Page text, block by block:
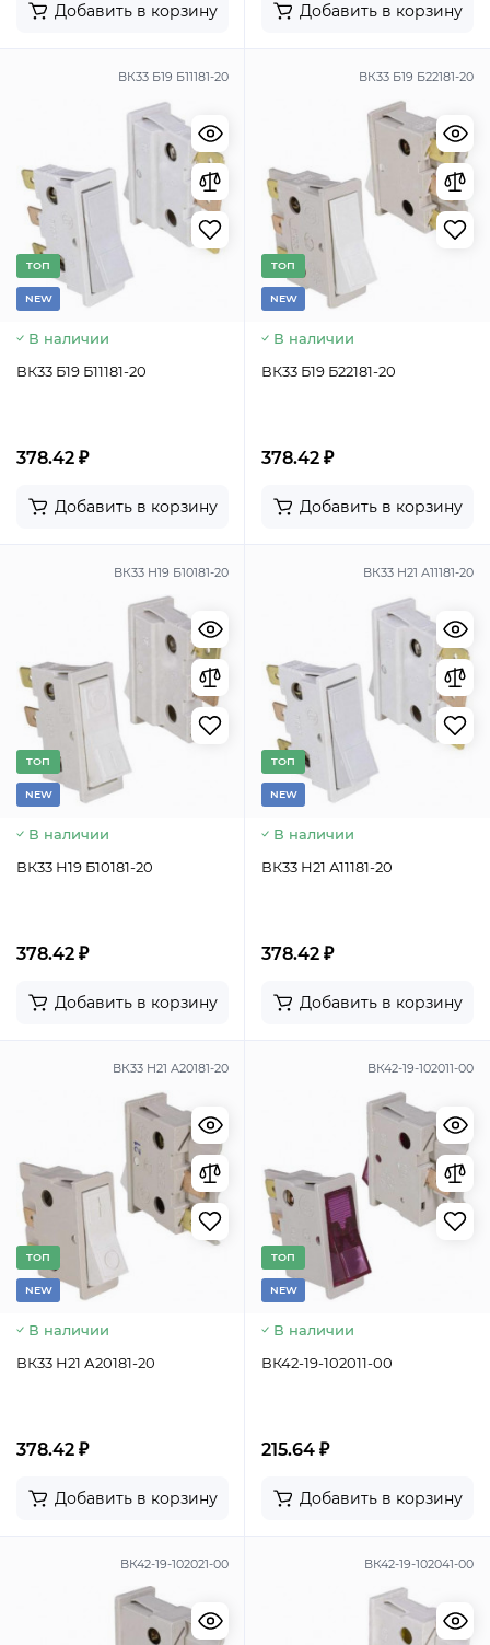
Добавить в корзину Добавить в корзину
ВК33 Б19 Б11181-20
TОП
NEW
В наличии
ВК33 Б19 Б11181-20
378.42 ₽
Добавить в корзину
ВК33 Б19 Б22181-20
TОП
NEW
В наличии
ВК33 Б19 Б22181-20
378.42 ₽
Добавить в корзину
ВК33 Н19 Б10181-20
TОП
NEW
В наличии
ВК33 Н19 Б10181-20
378.42 ₽
Добавить в корзину
ВК33 Н21 А11181-20
TОП
NEW
В наличии
ВК33 Н21 А11181-20
378.42 ₽
Добавить в корзину
ВК33 Н21 А20181-20
TОП
NEW
В наличии
ВК33 Н21 А20181-20
378.42 ₽
Добавить в корзину
ВК42-19-102011-00
TОП
NEW
В наличии
ВК42-19-102011-00
215.64 ₽
Добавить в корзину
ВК42-19-102021-00 ВК42-19-102041-00